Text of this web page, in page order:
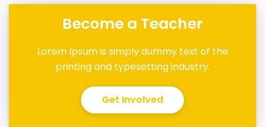
Become a Teacher
Lorem Ipsum is simply dummy text of the
printing and typesetting industry.
Get Involved